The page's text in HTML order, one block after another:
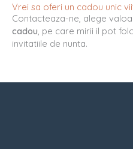
Vrei sa oferi un cadou unic
Contacteaza-ne, alege
cadou , pe care mirii il pot
invitatiile de nunta.